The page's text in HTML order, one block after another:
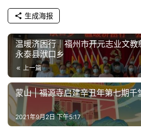
生成海报
温暖济困行｜福州市开元志业文
永泰县洑口乡
上一篇
蒙山 | 福源寺启建辛丑年第七期千
2021年9月2日 下午5:17